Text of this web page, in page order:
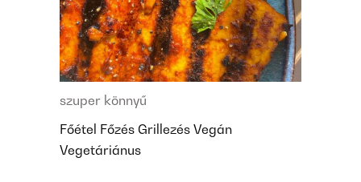
szuper könnyű
Főétel Főzés Grillezés Vegán
Vegetáriánus